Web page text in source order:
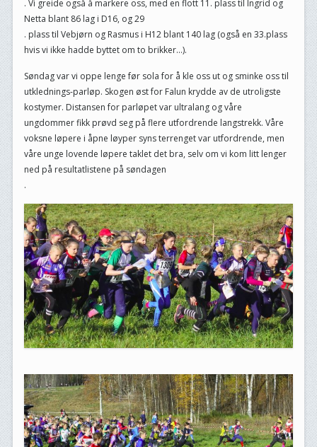
. Vi greide også å markere oss, med en flott 11. plass til Ingrid og
Netta blant 86 lag i D16, og 29
. plass til Vebjørn og Rasmus i H12 blant 140 lag (også en 33.plass
hvis vi ikke hadde byttet om to brikker…).
Søndag var vi oppe lenge før sola for å kle oss ut og sminke oss til
utklednings-parløp. Skogen øst for Falun krydde av de utroligste
kostymer. Distansen for parløpet var ultralang og våre
ungdommer fikk prøvd seg på flere utfordrende langstrekk. Våre
voksne løpere i åpne løyper syns terrenget var utfordrende, men
våre unge lovende løpere taklet det bra, selv om vi kom litt lenger
ned på resultatlistene på søndagen
.